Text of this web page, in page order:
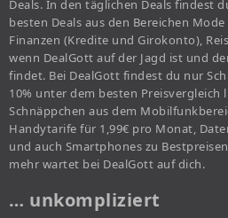
Deals. In den täglichen Deals findest
besten Deals aus den Bereichen
Finanzen (Kredite und Girokonto),
wenn DealGott auf der Jagd ist und
findet. Bei DealGott findest du nur
10% unter dem besten Preisvergleich
Schnäppchen aus dem
Handytarife für 1,99€ pro Monat,
und auch Smartphones zu
mehr wartet bei DealGott auf dich.
… unkompliziert